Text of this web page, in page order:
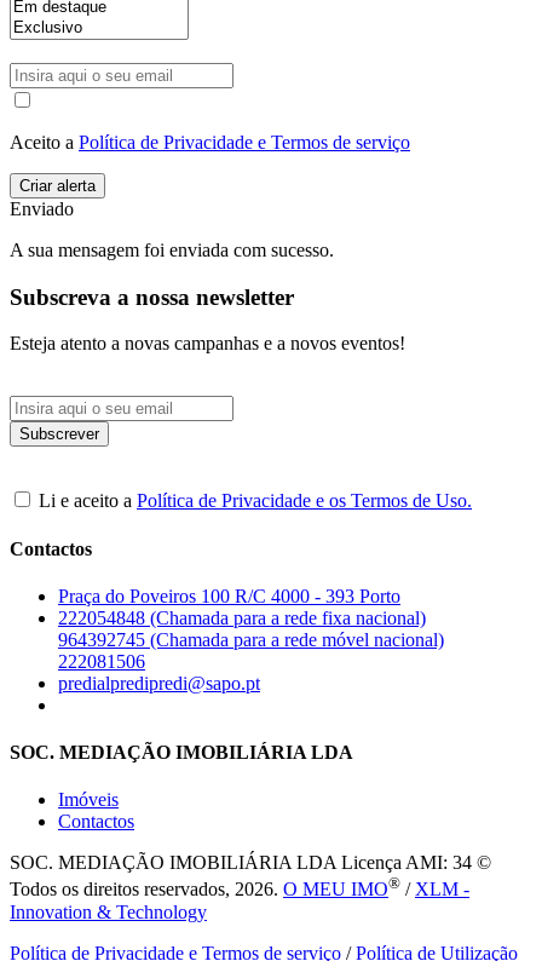
Aceito a Política de Privacidade e Termos de serviço
Enviado
A sua mensagem foi enviada com sucesso.
Subscreva a nossa newsletter
Esteja atento a novas campanhas e a novos eventos!
Li e aceito a Política de Privacidade e os Termos de Uso.
Contactos
Praça do Poveiros 100 R/C 4000 - 393 Porto
222054848 (Chamada para a rede fixa nacional)
964392745 (Chamada para a rede móvel nacional)
222081506
predialpredipredi@sapo.pt
SOC. MEDIAÇÃO IMOBILIÁRIA LDA
Imóveis
Contactos
SOC. MEDIAÇÃO IMOBILIÁRIA LDA Licença AMI: 34 ©
Todos os direitos reservados, 2026. O MEU IMO® /XLM -
Innovation & Technology
Política de Privacidade e Termos de serviço /Política de Utilização